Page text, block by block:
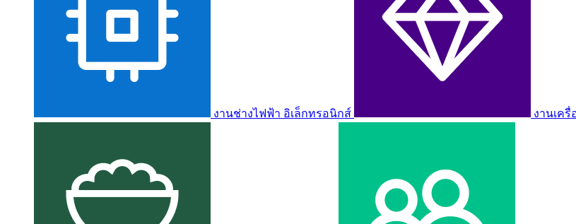
งานช่างไฟฟ้า อิเล็กทรอนิกส์ งานเครื่